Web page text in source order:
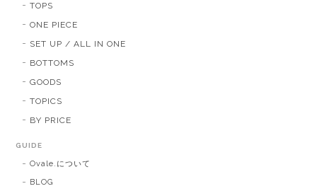
TOPS
ONE PIECE
SET UP / ALL IN ONE
BOTTOMS
GOODS
TOPICS
BY PRICE
GUIDE
Ovale.について
BLOG